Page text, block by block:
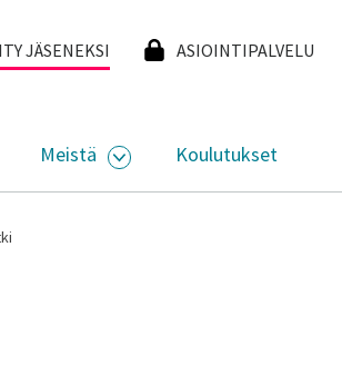
JÄSENEKSI ASIOINTIPALVELU
ALASIVUJEN VALIKKO
Meistä
AVAA ALASIVUJEN VALIKKO
Koulutukset